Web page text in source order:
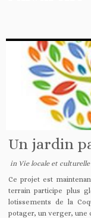
Un jardin
in Vie locale et culturelle
Ce projet est
terrain participe plus
lotissements de la
potager, un verger, une